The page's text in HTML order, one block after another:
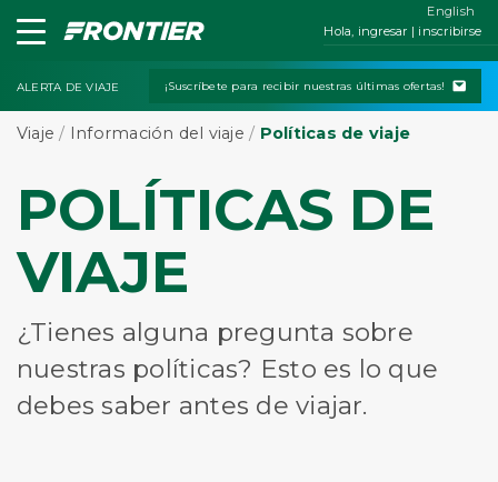
Hola, ingresar | inscribirse
ALERTA DE VIAJE ¡Suscríbete para recibir nuestras últimas ofertas!
Viaje / Información del viaje / Políticas de viaje
POLÍTICAS DE
VIAJE
¿Tienes alguna pregunta sobre
nuestras políticas? Esto es lo que
debes saber antes de viajar.
English